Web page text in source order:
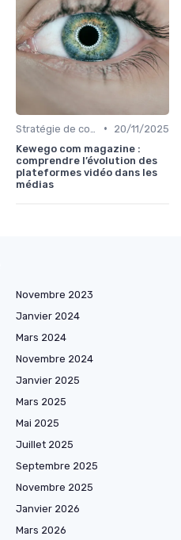
•
20/11/2025
Kewego com magazine :
comprendre l’évolution des
plateformes vidéo dans les
médias
Novembre 2023
Janvier 2024
Mars 2024
Novembre 2024
Janvier 2025
Mars 2025
Mai 2025
Juillet 2025
Septembre 2025
Novembre 2025
Janvier 2026
Mars 2026